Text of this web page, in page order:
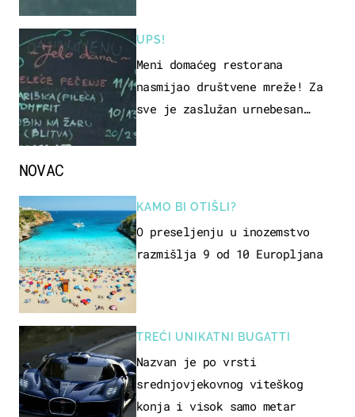
UPS!
Meni domaćeg restorana
nasmijao društvene mreže! Za
sve je zaslužan urnebesan
NOVAC
KAMO BI OTIŠLI?
O preseljenju u inozemstvo
razmišlja 9 od 10 Europljana
TREĆI UNIKATNI BUGATTI
Nazvan je po vrsti
srednjovjekovnog viteškog
konja i visok samo metar